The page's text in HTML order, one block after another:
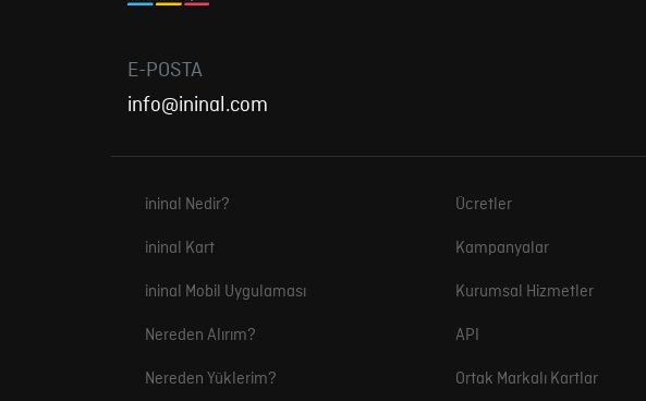
E-POSTA
info@ininal.com
ininal Nedir?
ininal Kart
ininal Mobil Uygulaması
Nereden Alırım?
Nereden Yüklerim?
Ücretler
Kampanyalar
Kurumsal Hizmetler
API
Ortak Markalı Kartlar